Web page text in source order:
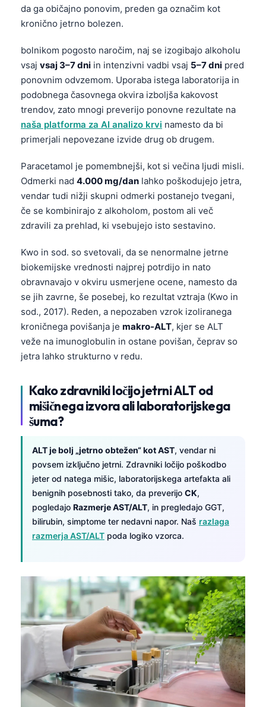
da ga običajno ponovim, preden ga označim kot
kronično jetrno bolezen.
bolnikom pogosto naročim, naj se izogibajo alkoholu
vsaj vsaj 3–7 dni in intenzivni vadbi vsaj 5–7 dni pred
ponovnim odvzemom. Uporaba istega laboratorija in
podobnega časovnega okvira izboljša kakovost
trendov, zato mnogi preverijo ponovne rezultate na
naša platforma za AI analizo krvi namesto da bi
primerjali nepovezane izvide drug ob drugem.
Paracetamol je pomembnejši, kot si večina ljudi misli.
Odmerki nad 4.000 mg/dan lahko poškodujejo jetra,
vendar tudi nižji skupni odmerki postanejo tvegani,
če se kombinirajo z alkoholom, postom ali več
zdravili za prehlad, ki vsebujejo isto sestavino.
Kwo in sod. so svetovali, da se nenormalne jetrne
biokemijske vrednosti najprej potrdijo in nato
obravnavajo v okviru usmerjene ocene, namesto da
se jih zavrne, še posebej, ko rezultat vztraja (Kwo in
sod., 2017). Reden, a nepozaben vzrok izoliranega
kroničnega povišanja je makro-ALT, kjer se ALT
veže na imunoglobulin in ostane povišan, čeprav so
jetra lahko strukturno v redu.
Kako zdravniki ločijo jetrni ALT od
mišičnega izvora ali laboratorijskega
šuma?
ALT je bolj „jetrno obtežen“ kot AST, vendar ni
povsem izključno jetrni. Zdravniki ločijo poškodbo
jeter od natega mišic, laboratorijskega artefakta ali
benignih posebnosti tako, da preverijo CK,
pogledajo Razmerje AST/ALT, in pregledajo GGT,
bilirubin, simptome ter nedavni napor. Naš razlaga
razmerja AST/ALT poda logiko vzorca.